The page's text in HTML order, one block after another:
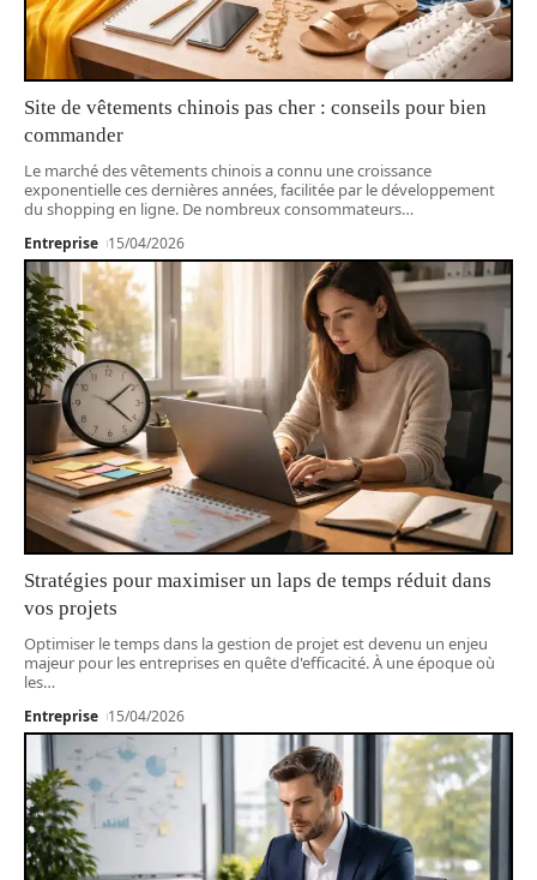
Site de vêtements chinois pas cher : conseils pour bien
commander
Le marché des vêtements chinois a connu une croissance
exponentielle ces dernières années, facilitée par le développement
du shopping en ligne. De nombreux consommateurs…
Entreprise 15/04/2026
Stratégies pour maximiser un laps de temps réduit dans
vos projets
Optimiser le temps dans la gestion de projet est devenu un enjeu
majeur pour les entreprises en quête d'efficacité. À une époque où
les…
Entreprise 15/04/2026